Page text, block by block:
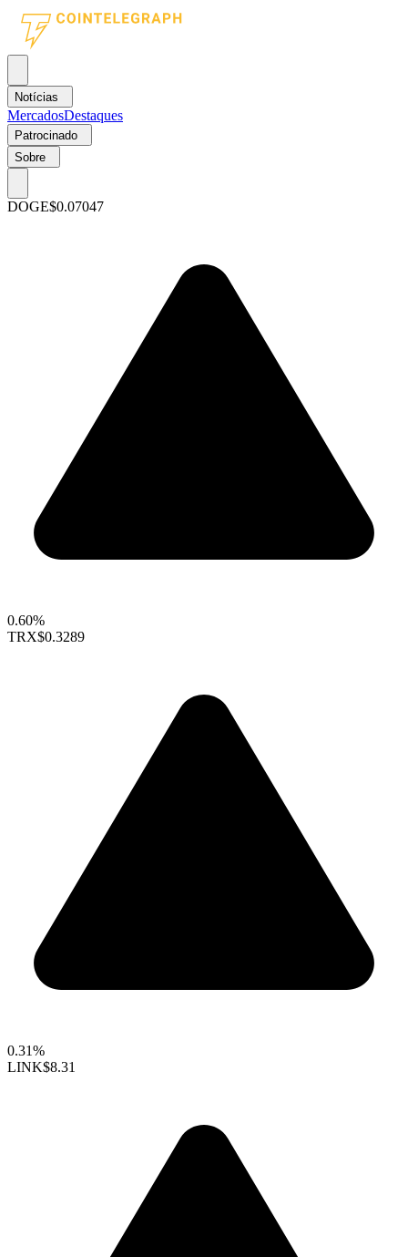
Notícias
MercadosDestaques
Patrocinado
Sobre
DOGE$0.07047
0.60%
TRX$0.3289
0.31%
LINK$8.31